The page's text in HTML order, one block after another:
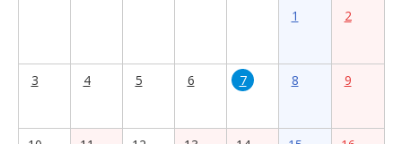
1 2
3 4 5 6 7 8 9